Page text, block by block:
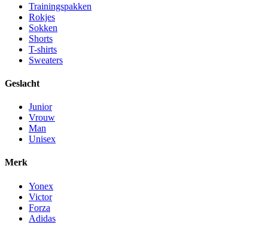
Trainingspakken
Rokjes
Sokken
Shorts
T-shirts
Sweaters
Geslacht
Junior
Vrouw
Man
Unisex
Merk
Yonex
Victor
Forza
Adidas